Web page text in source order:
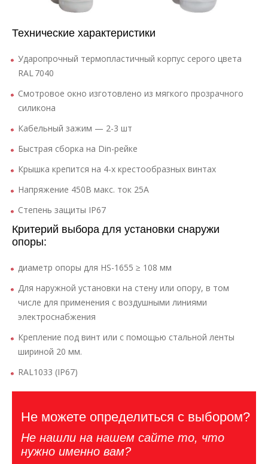
Технические характеристики
Ударопрочный термопластичный корпус серого цвета
RAL 7040
Смотровое окно изготовлено из мягкого прозрачного
силикона
Кабельный зажим — 2-3 шт
Быстрая сборка на Din-рейке
Крышка крепится на 4-х крестообразных винтах
Напряжение 450В макс. ток 25А
Степень защиты IP67
Критерий выбора для установки снаружи
опоры:
диаметр опоры для HS-1655 ≥ 108 мм
Для наружной установки на стену или опору, в том
числе для применения с воздушными линиями
электроснабжения
Крепление под винт или с помощью стальной ленты
шириной 20 мм.
RAL1033 (IP67)
Не можете определиться с выбором?
Не нашли на нашем сайте то, что
нужно именно вам?